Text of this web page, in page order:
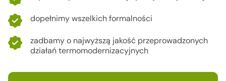
dopełnimy wszelkich formalności
zadbamy o najwyższą jakość przeprowadzonych
działań termomodernizacyjnych